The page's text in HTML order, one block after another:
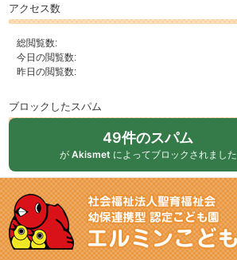
アクセス数
総閲覧数:
今日の閲覧数:
昨日の閲覧数:
ブロックしたスパム
49件のスパム
が Akismet によってブロックされました